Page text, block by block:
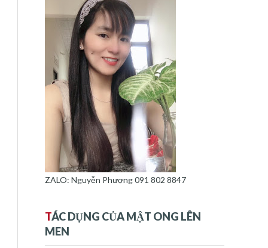
ZALO: Nguyễn Phượng 091 802 8847
TÁC DỤNG CỦA MẬT ONG LÊN
MEN